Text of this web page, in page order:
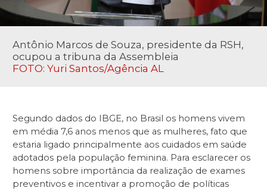
Antônio Marcos de Souza, presidente da RSH,
ocupou a tribuna da Assembleia
FOTO: Yuri Santos/Agência AL
Segundo dados do IBGE, no Brasil os homens vivem
em média 7,6 anos menos que as mulheres, fato que
estaria ligado principalmente aos cuidados em saúde
adotados pela população feminina. Para esclarecer os
homens sobre importância da realização de exames
preventivos e incentivar a promoção de políticas